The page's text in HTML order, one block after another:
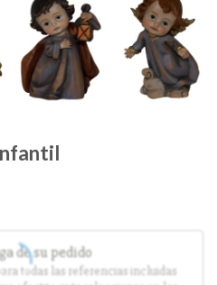
de su pedido
todas las referencias incluidas